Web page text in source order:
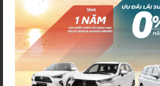
Xăng
Số chỗ
ngồi: 5
Chỗ
Kiểu
dáng: Suv
Nhiên liệu:
Xăng
Số chỗ
ngồi: 5
Chỗ
Kiểu